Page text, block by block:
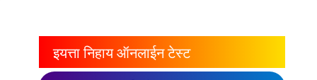
इयत्ता निहाय ऑनलाईन टेस्ट